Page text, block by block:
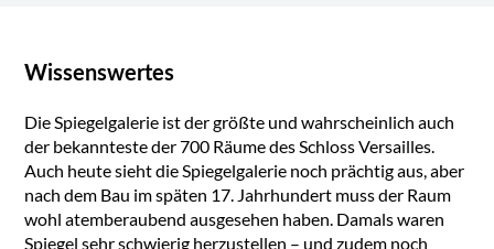
Wissenswertes
Die Spiegelgalerie ist der größte und wahrscheinlich auch
der bekannteste der 700 Räume des Schloss Versailles.
Auch heute sieht die Spiegelgalerie noch prächtig aus, aber
nach dem Bau im späten 17. Jahrhundert muss der Raum
wohl atemberaubend ausgesehen haben. Damals waren
Spiegel sehr schwierig herzustellen – und zudem noch